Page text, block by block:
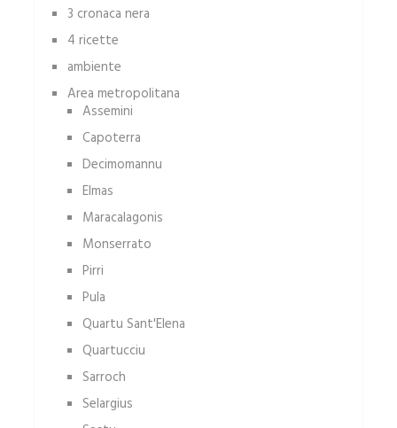
3 cronaca nera
4 ricette
ambiente
Area metropolitana
Assemini
Capoterra
Decimomannu
Elmas
Maracalagonis
Monserrato
Pirri
Pula
Quartu Sant'Elena
Quartucciu
Sarroch
Selargius